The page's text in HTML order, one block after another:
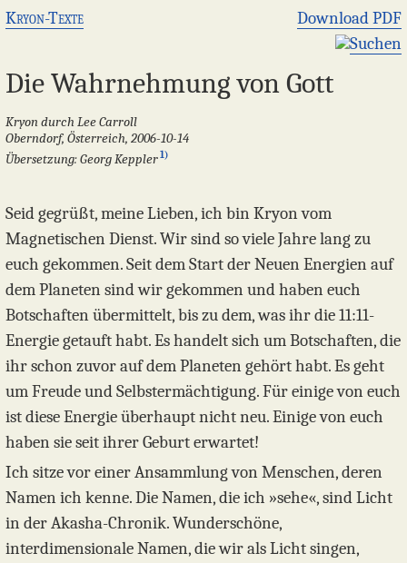
Kryon-Texte
Download PDF
Suchen
Die Wahrnehmung von Gott
Kryon durch Lee Carroll
Oberndorf, Österreich, 2006-10-14
Übersetzung: Georg Keppler1)
Seid gegrüßt, meine Lieben, ich bin Kryon vom
Magnetischen Dienst. Wir sind so viele Jahre lang zu
euch gekommen. Seit dem Start der Neuen Energien auf
dem Planeten sind wir gekommen und haben euch
Botschaften übermittelt, bis zu dem, was ihr die 11:11-
Energie getauft habt. Es handelt sich um Botschaften, die
ihr schon zuvor auf dem Planeten gehört habt. Es geht
um Freude und Selbstermächtigung. Für einige von euch
ist diese Energie überhaupt nicht neu. Einige von euch
haben sie seit ihrer Geburt erwartet!
Ich sitze vor einer Ansammlung von Menschen, deren
Namen ich kenne. Die Namen, die ich »sehe«, sind Licht
in der Akasha-Chronik. Wunderschöne,
interdimensionale Namen, die wir als Licht singen,